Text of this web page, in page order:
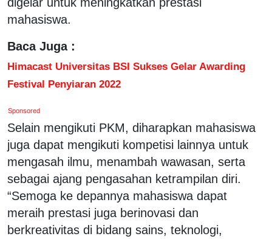
mahasiswa.
Baca Juga :
Himacast Universitas BSI Sukses Gelar Awarding
Festival Penyiaran 2022
Sponsored
Selain mengikuti PKM, diharapkan mahasiswa
juga dapat mengikuti kompetisi lainnya untuk
mengasah ilmu, menambah wawasan, serta
sebagai ajang pengasahan ketrampilan diri.
“Semoga ke depannya mahasiswa dapat
meraih prestasi juga berinovasi dan
berkreativitas di bidang sains, teknologi,